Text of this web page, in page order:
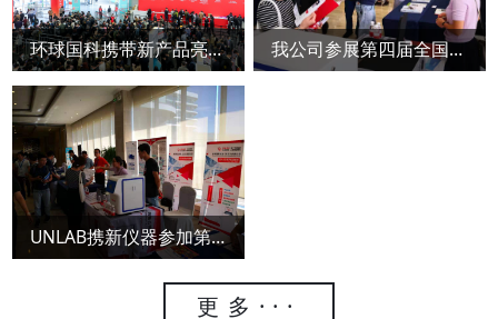
环球国科携带新产品亮相慕尼黑上海生化展 我公司参展第四届全国样品制备学术报告会
UNLAB携新仪器参加第四届全国样品制备学术报告会
更多···